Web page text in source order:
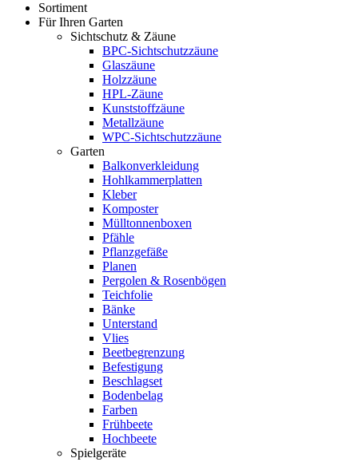
Sortiment
Für Ihren Garten
Sichtschutz & Zäune
BPC-Sichtschutzzäune
Glaszäune
Holzzäune
HPL-Zäune
Kunststoffzäune
Metallzäune
WPC-Sichtschutzzäune
Garten
Balkonverkleidung
Hohlkammerplatten
Kleber
Komposter
Mülltonnenboxen
Pfähle
Pflanzgefäße
Planen
Pergolen & Rosenbögen
Teichfolie
Bänke
Unterstand
Vlies
Beetbegrenzung
Befestigung
Beschlagset
Bodenbelag
Farben
Frühbeete
Hochbeete
Spielgeräte